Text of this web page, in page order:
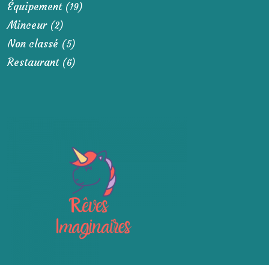
Équipement(19)
Minceur(2)
Non classé (5)
Restaurant(6)